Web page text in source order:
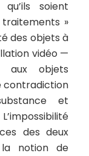
soient
traitements »
des objets à
vidéo —
aux objets
contradiction
et
des deux
notion de